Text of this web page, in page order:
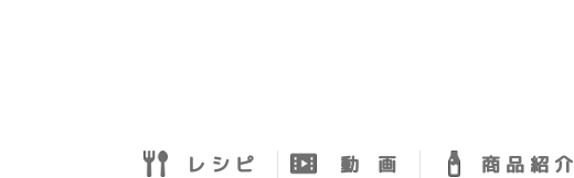
レ シ ピ 動 画 商 品 紹 介